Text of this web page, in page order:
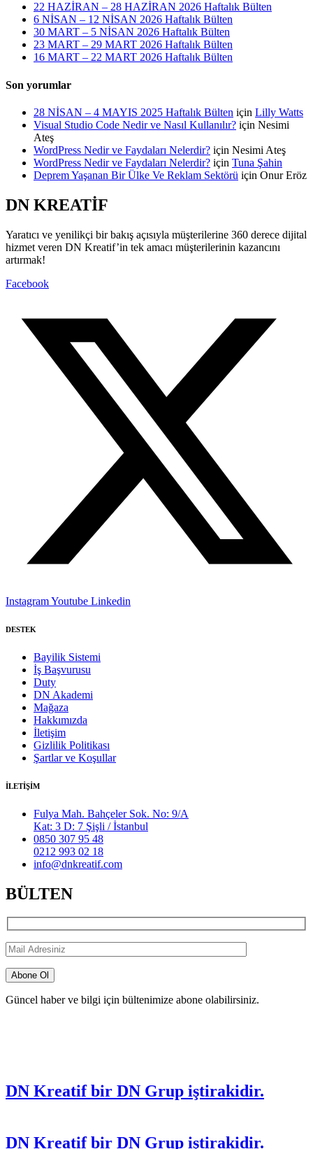
22 HAZİRAN – 28 HAZİRAN 2026 Haftalık Bülten
6 NİSAN – 12 NİSAN 2026 Haftalık Bülten
30 MART – 5 NİSAN 2026 Haftalık Bülten
23 MART – 29 MART 2026 Haftalık Bülten
16 MART – 22 MART 2026 Haftalık Bülten
Son yorumlar
28 NİSAN – 4 MAYIS 2025 Haftalık Bülten için Lilly Watts
Visual Studio Code Nedir ve Nasıl Kullanılır? için Nesimi
Ateş
WordPress Nedir ve Faydaları Nelerdir? için Nesimi Ateş
WordPress Nedir ve Faydaları Nelerdir? için Tuna Şahin
Deprem Yaşanan Bir Ülke Ve Reklam Sektörü için Onur Eröz
DN KREATİF
Yaratıcı ve yenilikçi bir bakış açısıyla müşterilerine 360 derece dijital
hizmet veren DN Kreatif’in tek amacı müşterilerinin kazancını
artırmak!
Facebook
InstagramYoutube Linkedin
DESTEK
Bayilik Sistemi
İş Başvurusu
Duty
DN Akademi
Mağaza
Hakkımızda
İletişim
Gizlilik Politikası
Şartlar ve Koşullar
İLETİŞİM
Fulya Mah. Bahçeler Sok. No: 9/A
Kat: 3 D: 7 Şişli / İstanbul
0850 307 95 48
0212 993 02 18
info@dnkreatif.com
BÜLTEN
Güncel haber ve bilgi için bültenimize abone olabilirsiniz.
DN Kreatif bir DN Grup iştirakidir.
DN Kreatif bir DN Grup iştirakidir.